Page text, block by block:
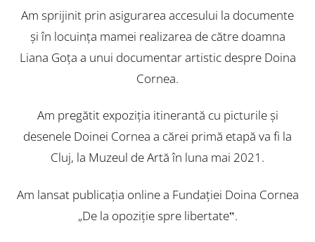
Am sprijinit prin asigurarea accesului la documente
şi în locuinţa mamei realizarea de către doamna
Liana Goţa a unui documentar artistic despre Doina
Cornea.
Am pregătit expoziţia itinerantă cu picturile şi
desenele Doinei Cornea a cărei primă etapă va fi la
Cluj, la Muzeul de Artă în luna mai 2021.
Am lansat publicaţia online a Fundaţiei Doina Cornea
„De la opoziţie spre libertate‟.